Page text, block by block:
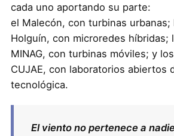
cada uno aportando su parte:
el Malecón, con turbinas urbanas;
Holguín, con microredes híbridas;
MINAG, con turbinas móviles; y
CUJAE, con laboratorios abiertos
tecnológica.
El viento no pertenece a